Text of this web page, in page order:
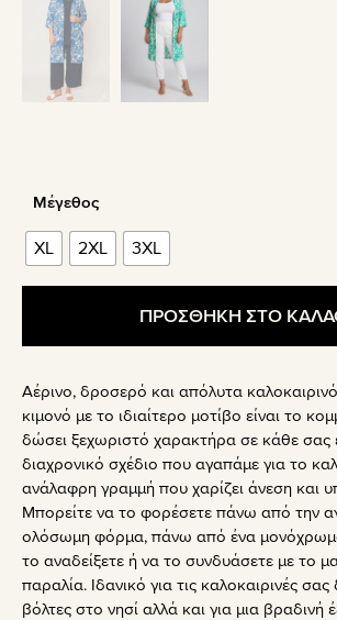
Μέγεθος
XL 2XL 3XL
ΠΡΟΣΘΗΚΗ ΣΤΟ
Αέρινο, δροσερό και απόλυτα
κιμονό με το ιδιαίτερο μοτίβο είναι το
δώσει ξεχωριστό χαρακτήρα σε κάθε σας
διαχρονικό σχέδιο που αγαπάμε για το
ανάλαφρη γραμμή που χαρίζει άνεση και
Μπορείτε να το φορέσετε πάνω από την
ολόσωμη φόρμα, πάνω από ένα
το αναδείξετε ή να το συνδυάσετε με το
παραλία. Ιδανικό για τις καλοκαιρινές σας
βόλτες στο νησί αλλά και για μια βραδινή